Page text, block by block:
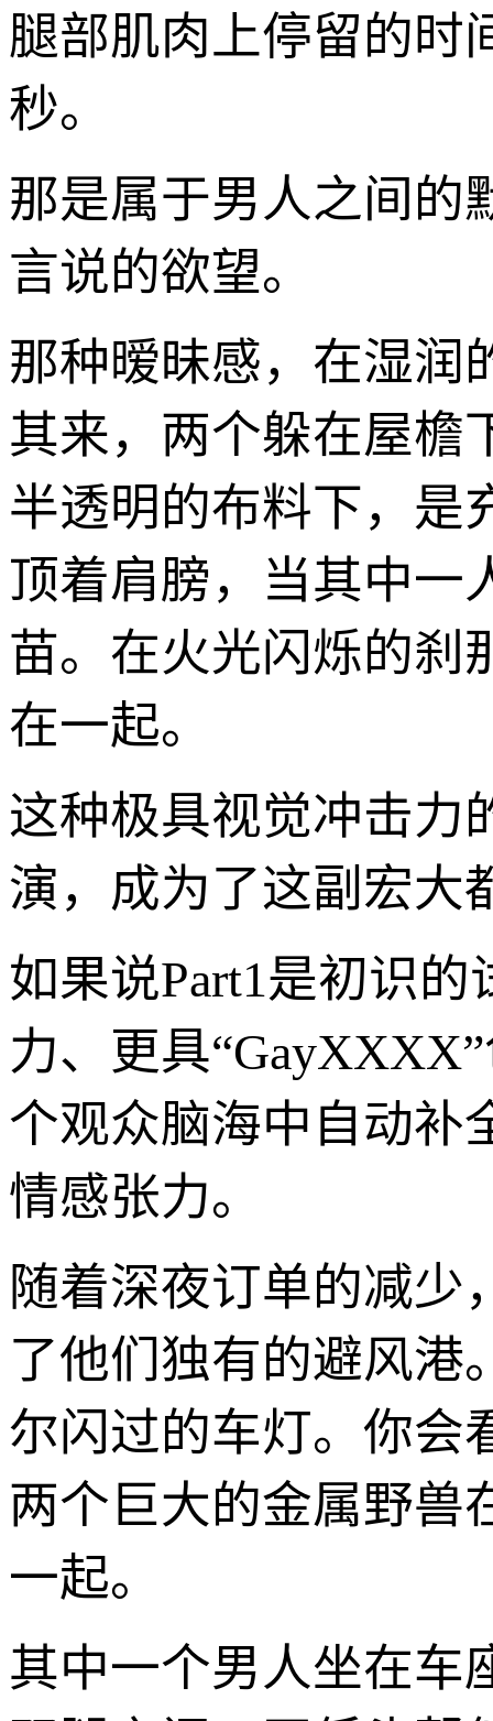
腿部肌肉上停留的时
秒。
那是属于男人之间的
言说的欲望。
那种暧昧感，在湿润
其来，两个躲在屋檐
半透明的布料下，是
顶着肩膀，当其中一
苗。在火光闪烁的刹
在一起。
这种极具视觉冲击力
演，成为了这副宏大
如果说Part1是初识
力、更具
个观众脑海中自动补
情感张力。
随着深夜订单的减少
了他们独有的避风港
尔闪过的车灯。你会
两个巨大的金属野兽
一起。
其中一个男人坐在车